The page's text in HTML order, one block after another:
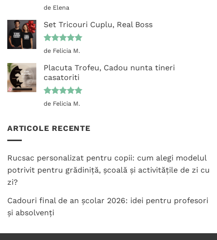
Evaluat la
de Elena
Set Tricouri Cuplu, Real Boss
Evaluat la
de Felicia M.
Placuta Trofeu, Cadou nunta tineri
casatoriti
Evaluat la
de Felicia M.
ARTICOLE RECENTE
Rucsac personalizat pentru copii: cum alegi modelul
potrivit pentru grădiniță, școală și activitățile de zi cu
zi?
Cadouri final de an școlar 2026: idei pentru profesori
și absolvenți